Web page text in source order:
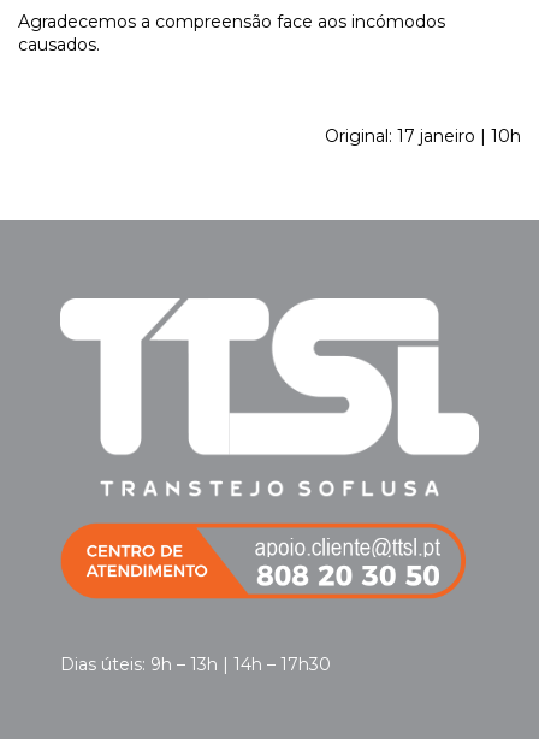
Agradecemos a compreensão face aos incómodos
causados.
Original: 17 janeiro | 10h
Dias úteis: 9h – 13h | 14h – 17h30